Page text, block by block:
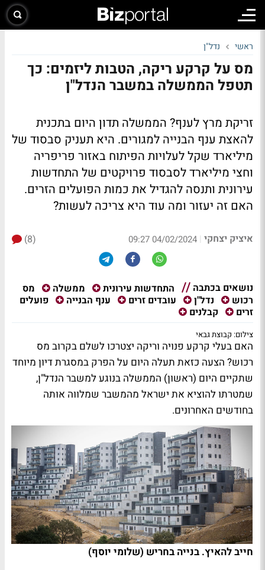
ראשי נדל"ן
מס על קרקע ריקה, הטבות ליזמים: כך
תטפל הממשלה במשבר הנדל"ן
זריקת מרץ לענף? הממשלה תדון היום בתכנית
להאצת ענף הבנייה למגורים. היא תעניק סבסוד של
מיליארד שקל לעלויות הפיתוח באזור פריפריה
וחצי מיליארד לסבסוד פרויקטים של התחדשות
עירונית ותנסה להגדיל את כמות הפועלים הזרים.
האם זה יעזור ומה עוד היא צריכה לעשות?
איציק יצחקי |
04/02/2024 09:27
(8)
נושאים בכתבה התחדשות עירונית ממשלה
מס
רכוש
נדל"ן עובדים זרים ענף הבנייה
פועלים
זרים
קבלנים
צילום: קבוצת גבאי
האם בעלי קרקע פנויה וריקה יצטרכו לשלם בקרוב מס
רכוש? הצעה כזאת תעלה היום על הפרק במסגרת דיון מיוחד
שתקיים היום (ראשון) הממשלה בנוגע למשבר הנדל"ן,
שמטרתו להוציא את ישראל מהמשבר שמלווה אותה
בחודשים האחרונים.
חייב להאיץ. בנייה בחריש (שלומי יוסף)